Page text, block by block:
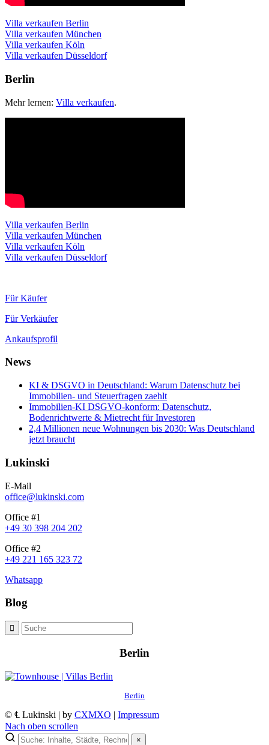
Villa verkaufen Berlin
Villa verkaufen München
Villa verkaufen Köln
Villa verkaufen Düsseldorf
Berlin
Mehr lernen: Villa verkaufen.
Villa verkaufen Berlin
Villa verkaufen München
Villa verkaufen Köln
Villa verkaufen Düsseldorf
Für Käufer
Für Verkäufer
Ankaufsprofil
News
KI & DSGVO in Deutschland: Warum Datenschutz bei
Immobilien- und Steuerfragen zaehlt
Immobilien-KI DSGVO-konform: Datenschutz,
Bodenrichtwerte & Mietrecht für Investoren
2,4 Millionen neue Wohnungen bis 2030: Was Deutschland
jetzt braucht
Lukinski
E-Mail
office@lukinski.com
Office #1
+49 30 398 204 202
Office #2
+49 221 165 323 72
Whatsapp
Blog
Berlin
Berlin
© ℄ Lukinski | by CXMXO | Impressum
Nach oben scrollen
×